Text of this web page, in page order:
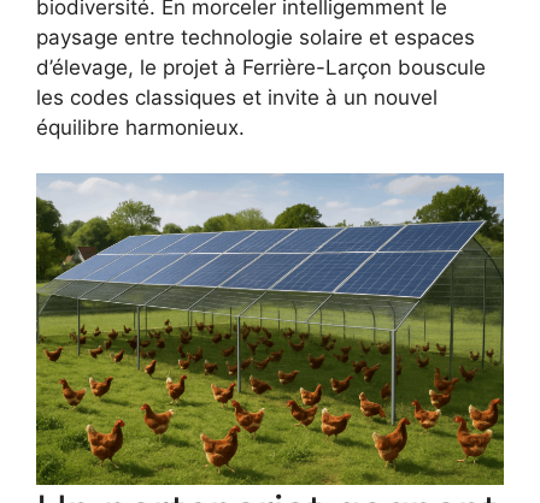
biodiversité. En morceler intelligemment le
paysage entre technologie solaire et espaces
d’élevage, le projet à Ferrière-Larçon bouscule
les codes classiques et invite à un nouvel
équilibre harmonieux.